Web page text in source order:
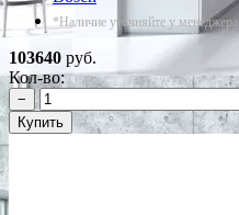
*Наличие уточняйте у менеджера
103640 руб.
Кол-во:
−
Купить